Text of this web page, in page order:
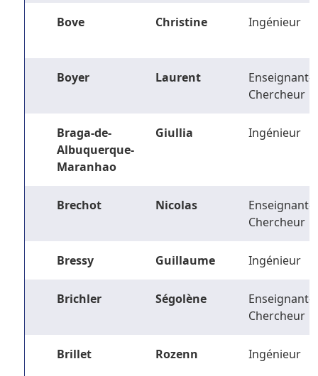
Bove Christine Ingénieur
Boyer Laurent
Enseignant-
Chercheur
Braga-de-
Albuquerque-
Maranhao
Giullia Ingénieur
Brechot Nicolas
Enseignant-
Chercheur
Bressy Guillaume Ingénieur
Brichler Ségolène
Enseignant-
Chercheur
Brillet Rozenn Ingénieur